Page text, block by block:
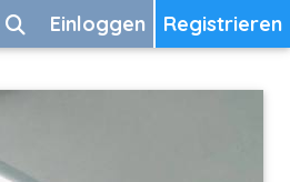
Registrieren
Einloggen